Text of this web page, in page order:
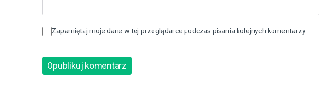
Zapamiętaj moje dane w tej przeglądarce podczas pisania kolejnych komentarzy.